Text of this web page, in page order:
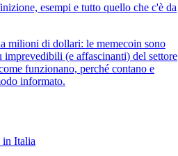
esempi e tutto quello che c'è da
milioni di dollari: le memecoin sono
(e affascinanti) del settore
funzionano, perché contano e
informato.
in Italia